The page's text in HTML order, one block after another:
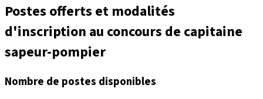
Postes offerts et modalités
d'inscription au concours de capitaine
sapeur-pompier
Nombre de postes disponibles